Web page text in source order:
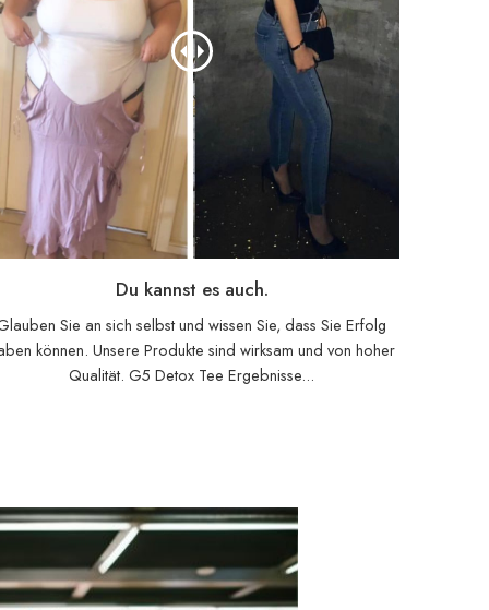
Du kannst es auch.
Sie an sich selbst und wissen Sie, dass Sie Erfolg
können. Unsere Produkte sind wirksam und von hoher
Qualität. G5 Detox Tee Ergebnisse...